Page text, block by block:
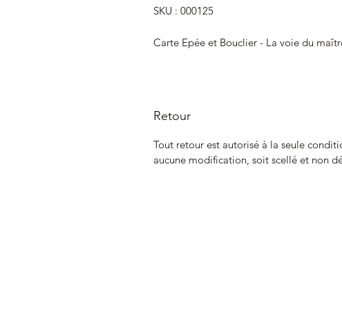
SKU : 000125
Carte Epée et Bouclier - La voie du
Retour
Tout retour est autorisé à la seule
aucune modification, soit scellé et non